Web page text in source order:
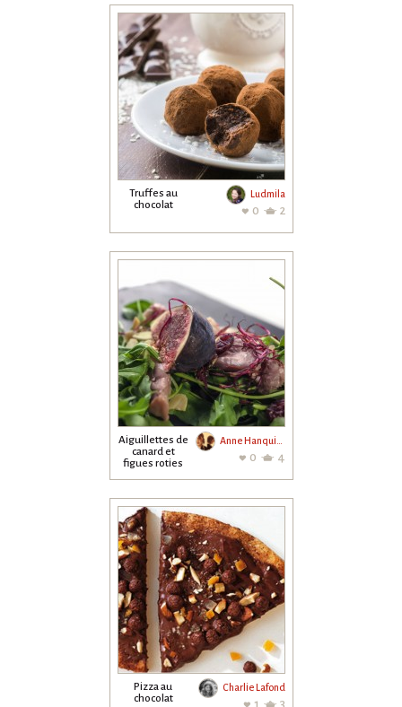
Truffes au
chocolat
Ludmila
0 2
Aiguillettes de
canard et
figues roties
Anne Hanquiez
0 4
Pizza au
chocolat
Charlie Lafond
1 3